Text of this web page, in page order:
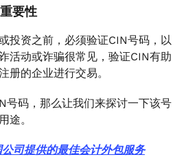
要性
投资之前，必须验证CIN号码，以
活动或诈骗很常见，验证CIN有助
册的企业进行交易。
号码，那么让我们来探讨一下该号
途。
司提供的最佳会计外包服务